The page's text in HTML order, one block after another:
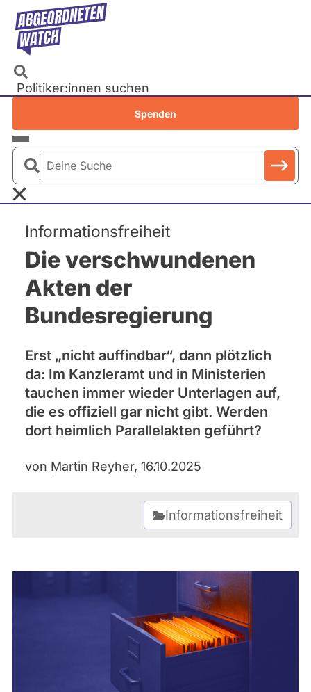
Direkt
zum
Inhalt
Politiker:innen suchen
Parlamente
Bundestag
EU-Parlament
Landtage
Baden-Württemberg
Bayern
Berlin
Brandenburg
Bremen
Hessen
Mecklenburg-Vorpommern
Niedersachsen
Nordrhein-Westfalen
Rheinland-Pfalz
Saarland
Sachsen
Sachsen-Anhalt
Schleswig-Holstein
Spenden
Deine
Informationsfreiheit
Die verschwundenen
Akten der
Bundesregierung
Erst „nicht auffindbar“, dann plötzlich
da: Im Kanzleramt und in Ministerien
tauchen immer wieder Unterlagen auf,
die es offiziell gar nicht gibt. Werden
dort heimlich Parallelakten geführt?
von Martin Reyher, 16.10.2025
Informationsfreiheit